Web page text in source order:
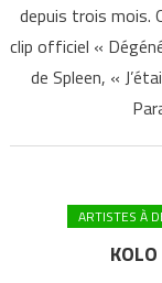
depuis trois mois.
clip officiel «
de Spleen, «
ARTISTES À